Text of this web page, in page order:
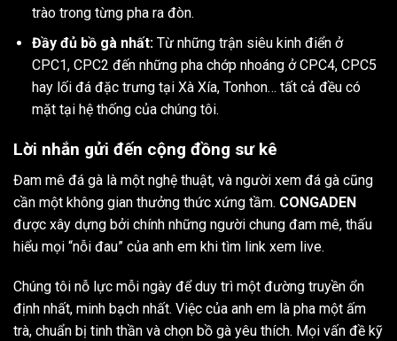
trào trong từng pha ra đòn.
Đầy đủ bồ gà nhất:Từ những trận siêu kinh điển ở
CPC1, CPC2 đến những pha chớp nhoáng ở CPC4, CPC5
hay lối đá đặc trưng tại Xà Xía, Tonhon… tất cả đều có
mặt tại hệ thống của chúng tôi.
Lời nhắn gửi đến cộng đồng sư kê
Đam mê đá gà là một nghệ thuật, và người xem đá gà cũng
cần một không gian thưởng thức xứng tầm. CONGADEN
được xây dựng bởi chính những người chung đam mê, thấu
hiểu mọi “nỗi đau” của anh em khi tìm link xem live.
Chúng tôi nỗ lực mỗi ngày để duy trì một đường truyền ổn
định nhất, minh bạch nhất. Việc của anh em là pha một ấm
trà, chuẩn bị tinh thần và chọn bồ gà yêu thích. Mọi vấn đề kỹ